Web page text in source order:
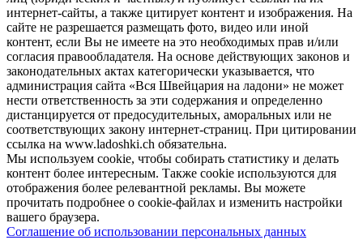
интернет-сайты, а также цитирует контент и изображения. На
сайте не разрешается размещать фото, видео или иной
контент, если Вы не имеете на это необходимых прав и/или
согласия правообладателя. На основе действующих законов и
законодательных актах категорически указывается, что
администрация сайта «Вся Швейцария на ладони» не может
нести ответственность за эти содержания и определенно
дистанцируется от предосудительных, аморальных или не
соответствующих закону интернет-страниц. При цитировании
ссылка на www.ladoshki.ch обязательна.
Мы используем cookie, чтобы собирать статистику и делать
контент более интересным. Также cookie используются для
отображения более релевантной рекламы. Вы можете
прочитать подробнее о cookie-файлах и изменить настройки
вашего браузера.
Соглашение об использовании персональных данных